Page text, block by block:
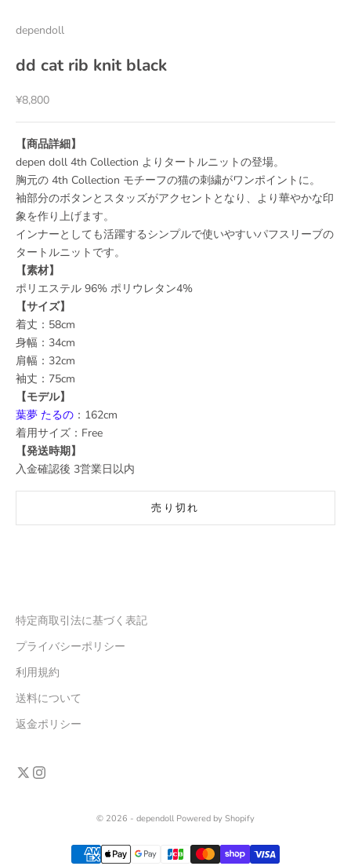
dependoll
dd cat rib knit black
セール価格
¥8,800
【商品詳細】
depen doll 4th Collection よりタートルニットの登場。
胸元の 4th Collection モチーフの猫の刺繍がワンポイントに。
袖部分のボタンとスタッズがアクセントとなり、より華やかな印
象を作り上げます。
インナーとしても活躍するシンプルで使いやすいパフスリーブの
タートルニットです。
【素材】
ポリエステル 96% ポリウレタン4%
【サイズ】
着丈：58cm
身幅：34cm
肩幅：32cm
袖丈：75cm
【モデル】
葉夢 たるの ：162cm
着用サイズ：Free
【発送時期】
入金確認後 3営業日以内
売り切れ
特定商取引法に基づく表記
プライバシーポリシー
利用規約
送料について
返金ポリシー
© 2026 - dependoll Powered by Shopify